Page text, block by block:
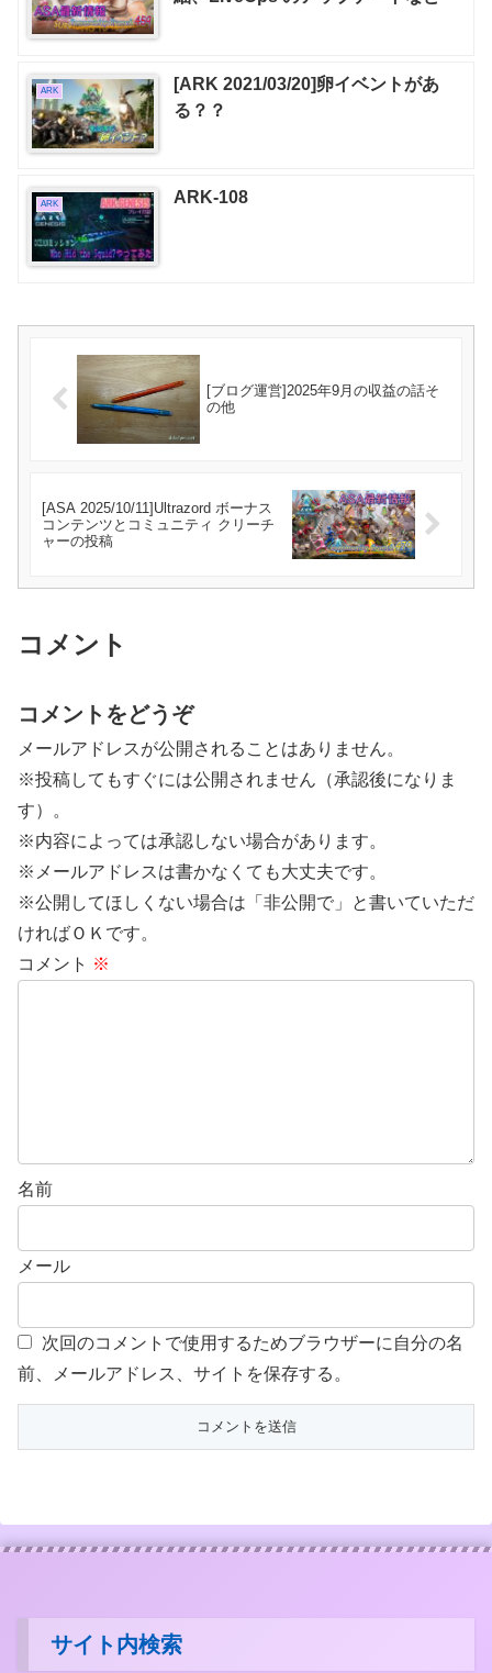
ARK
[ARK 2021/03/20]卵イベントがあ
る？？
ARK ARK-108
[ブログ運営]2025年9月の収益の話そ
の他
[ASA 2025/10/11]Ultrazord ボーナス
コンテンツとコミュニティ クリーチ
ャーの投稿
コメント
コメントをどうぞ
メールアドレスが公開されることはありません。
※投稿してもすぐには公開されません（承認後になりま
す）。
※内容によっては承認しない場合があります。
※メールアドレスは書かなくても大丈夫です。
※公開してほしくない場合は「非公開で」と書いていただ
ければＯＫです。
コメント ※
名前
メール
次回のコメントで使用するためブラウザーに自分の名
前、メールアドレス、サイトを保存する。
サイト内検索